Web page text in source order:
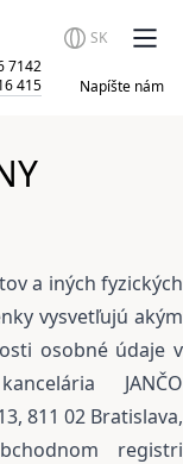
SK
7142
415
Napíšte nám
a iných fyzických
vysvetľujú akým
osobné údaje v
JANČO
811 02 Bratislava,
registri